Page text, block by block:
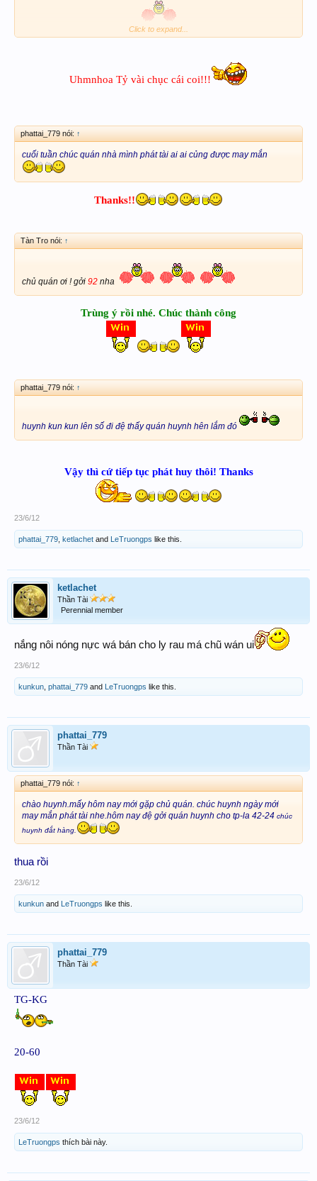
Uhmoa ! Uhmoa ! Uhmoa !
Click to expand...
Uhmnhoa Tỷ vài chục cái coi!!!
phattai_779 nói: ↑
cuối tuần chúc quán nhà mình phát tài ai ai củng được may mắn
Thanks!!
Tàn Tro nói: ↑
chủ quán ơi ! gởi 92 nha
Trùng ý rồi nhé. Chúc thành công
phattai_779 nói: ↑
huynh kun kun lên số đi đệ thấy quán huynh hên lắm đó
Vậy thì cứ tiếp tục phát huy thôi! Thanks
23/6/12
phattai_779, ketlachet and LeTruongps like this.
ketlachet
Thần Tài
Perennial member
nắng nôi nóng nực wá bán cho ly rau má chũ wán ui
23/6/12
kunkun, phattai_779 and LeTruongps like this.
phattai_779
Thần Tài
phattai_779 nói: ↑
chào huynh.mấy hôm nay mới gặp chủ quán. chúc huynh ngày mới
may mắn phát tài nhe.hôm nay đệ gởi quán huynh cho tp-la 42-24 chúc
huynh đắt hàng.
thua rồi
23/6/12
kunkun and LeTruongps like this.
phattai_779
Thần Tài
TG-KG
20-60
23/6/12
LeTruongps thích bài này.